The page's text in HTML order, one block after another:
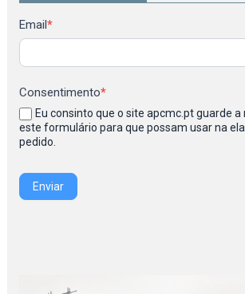
Newsletter
Email*
Consentimento*
Eu consinto que o site apcmc.pt guarde
este formulário para que possam usar na
pedido.
Enviar